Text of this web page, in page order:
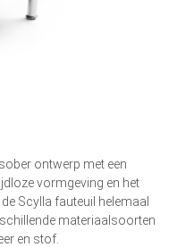
ontwerp met een
vormgeving en het
Scylla fauteuil helemaal
materiaalsoorten
en stof.